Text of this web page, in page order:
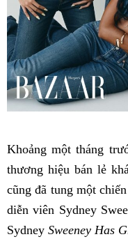
Khoảng một tháng
thương hiệu bán lẻ
cũng đã tung một
diễn viên Sydney
Sydney Sweeney Has